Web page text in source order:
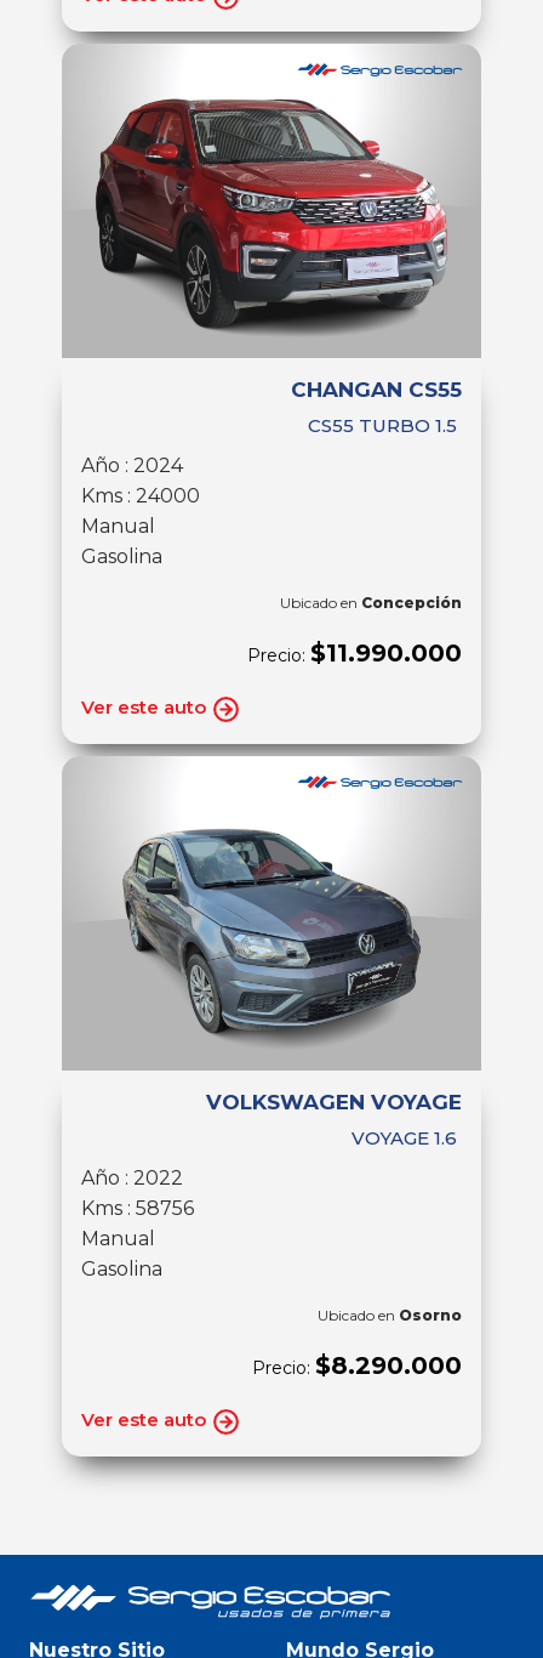
CHANGAN CS55
CS55 TURBO 1.5
Año : 2024
Kms : 24000
Manual
Gasolina
Ubicado en Concepción
Precio: $11.990.000
Ver este auto
VOLKSWAGEN VOYAGE
VOYAGE 1.6
Año : 2022
Kms : 58756
Manual
Gasolina
Ubicado en Osorno
Precio: $8.290.000
Ver este auto
Nuestro Sitio Mundo Sergio